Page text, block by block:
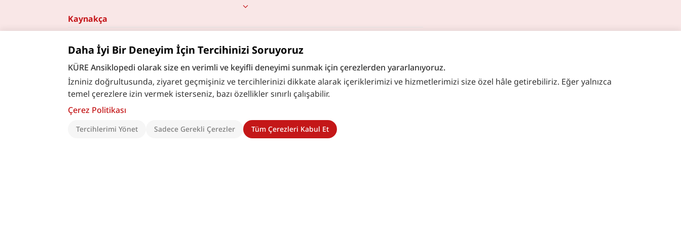
Daha İyi Bir Deneyim İçin Tercihinizi Soruyoruz
KÜRE Ansiklopedi olarak size en verimli ve keyifli deneyimi sunmak için çerezlerden yararlanıyoruz.
İzniniz doğrultusunda, ziyaret geçmişiniz ve tercihlerinizi dikkate alarak içeriklerimizi ve hizmetlerimizi size özel hâle getirebiliriz. Eğer yalnızca
temel çerezlere izin vermek isterseniz, bazı özellikler sınırlı çalışabilir.
Çerez Politikası
Tercihlerimi Yönet Sadece Gerekli Çerezler Tüm Çerezleri Kabul Et
Kaynakça